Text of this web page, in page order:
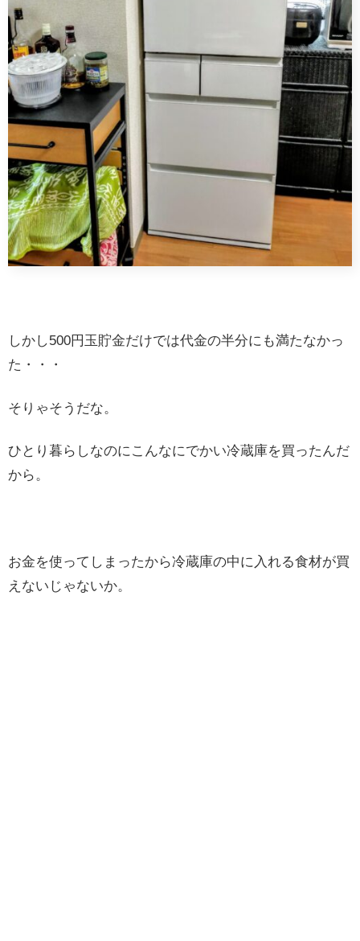
しかし500円玉貯金だけでは代金の半分にも満たなかっ
た・・・
そりゃそうだな。
ひとり暮らしなのにこんなにでかい冷蔵庫を買ったんだ
から。
お金を使ってしまったから冷蔵庫の中に入れる食材が買
えないじゃないか。